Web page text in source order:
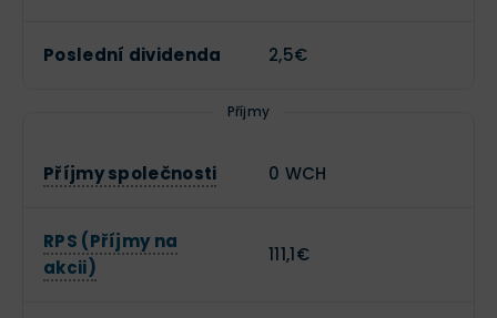
Poslední dividenda 2,5€
Příjmy
Příjmy společnosti 0 WCH
RPS (Příjmy na
akcii)
111,1€